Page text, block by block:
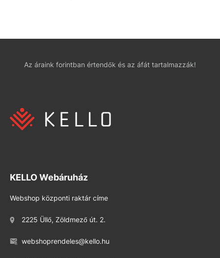
Az áraink forintban értendők és az áfát tartalmazzák!
KELLO Webáruház
Webshop központi raktár címe
2225 Üllő, Zöldmező út. 2.
webshoprendeles@kello.hu